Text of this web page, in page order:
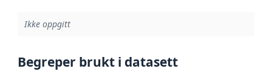
Ikke oppgitt
Begreper brukt i datasett